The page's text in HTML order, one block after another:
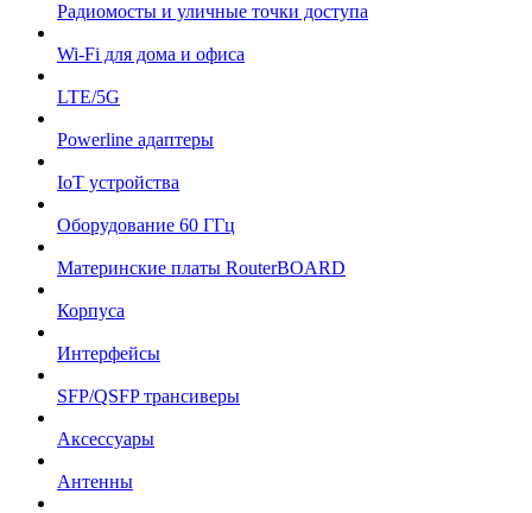
Радиомосты и уличные точки доступа
Wi-Fi для дома и офиса
LTE/5G
Powerline адаптеры
IoT устройства
Оборудование 60 ГГц
Материнские платы RouterBOARD
Корпуса
Интерфейсы
SFP/QSFP трансиверы
Аксессуары
Антенны